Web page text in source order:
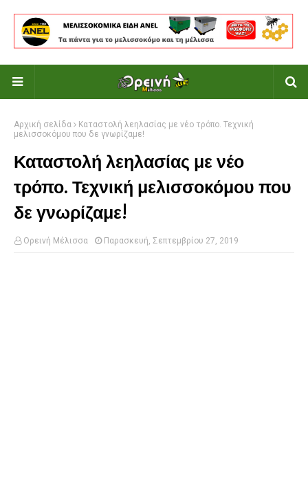
Αρχική σελίδα
Καταστολή λεηλασίας με νέο τρόπο. Τεχνική
μελισσοκόμου που δε γνωρίζαμε!
Καταστολή λεηλασίας με νέο
τρόπο. Τεχνική μελισσοκόμου που
δε γνωρίζαμε!
Ορεινή Μέλισσα Παρασκευή, Σεπτεμβρίου 27, 2019